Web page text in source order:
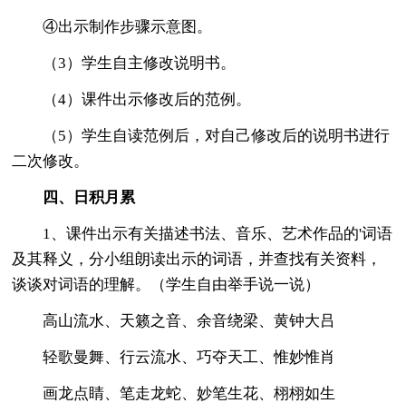
④出示制作步骤示意图。
（3）学生自主修改说明书。
（4）课件出示修改后的范例。
（5）学生自读范例后，对自己修改后的说明书进行
二次修改。
四、日积月累
1、课件出示有关描述书法、音乐、艺术作品的'词语
及其释义，分小组朗读出示的词语，并查找有关资料，
谈谈对词语的理解。（学生自由举手说一说）
高山流水、天籁之音、余音绕梁、黄钟大吕
轻歌曼舞、行云流水、巧夺天工、惟妙惟肖
画龙点睛、笔走龙蛇、妙笔生花、栩栩如生